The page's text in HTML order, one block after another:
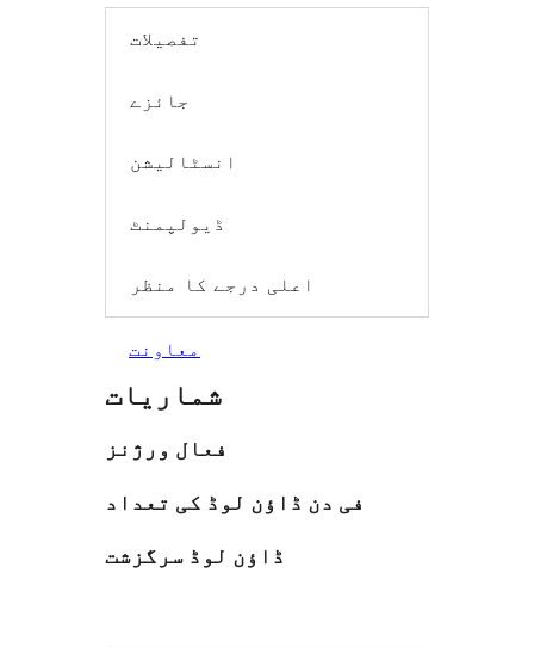
تفصیلات
جائزے
انسٹالیشن
ڈیولپمنٹ
اعلی درجے کا منظر
معاونت
شماریات
فعال ورژنز
فی دن ڈاؤن لوڈ کی تعداد
ڈاؤن لوڈ سرگزشت